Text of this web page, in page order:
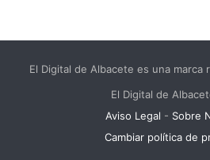
El Digital de Albacete es una marca
El Digital de
Aviso Legal - Sobre
Cambiar política de